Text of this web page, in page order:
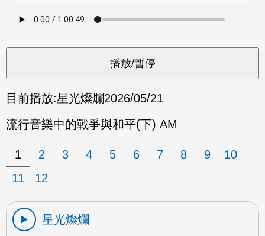
目前播放:星光燦爛2026/05/21
流行音樂中的戰爭與和平(下) AM
1 2 3 4 5 6 7 8 9
10
11
12
星光燦爛